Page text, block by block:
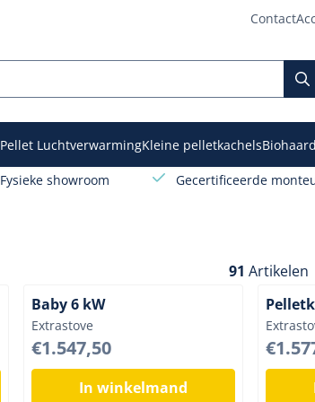
Contact
Pellet LuchtverwarmingKleine pelletkachels
Fysieke showroom Gecertificeerde
91 Artikelen
Baby 6 kW
Merk:
Extrastove
Prijs: 1 547,50
€1.547,50
In winkelmand
Merk:
Prijs: 1